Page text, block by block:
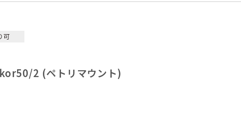
2 (ペトリマウント)